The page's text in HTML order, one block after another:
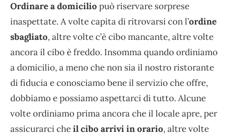
Ordinare a domicilio può riservare sorprese
inaspettate. A volte capita di ritrovarsi con l’ordine
sbagliato, altre volte c’è cibo mancante, altre volte
ancora il cibo è freddo. Insomma quando ordiniamo
a domicilio, a meno che non sia il nostro ristorante
di fiducia e conosciamo bene il servizio che offre,
dobbiamo e possiamo aspettarci di tutto. Alcune
volte ordiniamo prima ancora che il locale apre, per
assicurarci cheil cibo arrivi in orario, altre volte